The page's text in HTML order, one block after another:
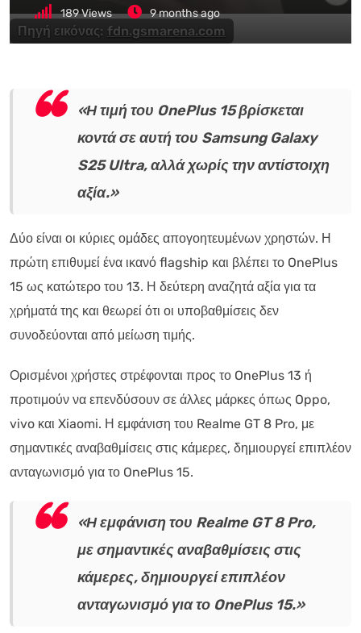
Πηγή εικόνας: fdn.gsmarena.com
189Views 9 months ago
«Η τιμή του OnePlus 15 βρίσκεται
κοντά σε αυτή του Samsung Galaxy
S25 Ultra, αλλά χωρίς την αντίστοιχη
αξία.»
Δύο είναι οι κύριες ομάδες απογοητευμένων χρηστών. Η
πρώτη επιθυμεί ένα ικανό flagship και βλέπει το OnePlus
15 ως κατώτερο του 13. Η δεύτερη αναζητά αξία για τα
χρήματά της και θεωρεί ότι οι υποβαθμίσεις δεν
συνοδεύονται από μείωση τιμής.
Ορισμένοι χρήστες στρέφονται προς το OnePlus 13 ή
προτιμούν να επενδύσουν σε άλλες μάρκες όπως Oppo,
vivo και Xiaomi. Η εμφάνιση του Realme GT 8 Pro, με
σημαντικές αναβαθμίσεις στις κάμερες, δημιουργεί επιπλέον
ανταγωνισμό για το OnePlus 15.
«Η εμφάνιση του Realme GT 8 Pro,
με σημαντικές αναβαθμίσεις στις
κάμερες, δημιουργεί επιπλέον
ανταγωνισμό για το OnePlus 15.»